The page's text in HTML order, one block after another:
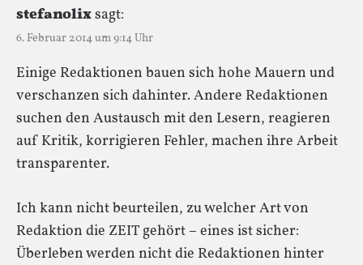
stefanolixsagt:
6. Februar 2014 um 9:14 Uhr
Einige Redaktionen bauen sich hohe Mauern und
verschanzen sich dahinter. Andere Redaktionen
suchen den Austausch mit den Lesern, reagieren
auf Kritik, korrigieren Fehler, machen ihre Arbeit
transparenter.
Ich kann nicht beurteilen, zu welcher Art von
Redaktion die ZEIT gehört – eines ist sicher:
Überleben werden nicht die Redaktionen hinter